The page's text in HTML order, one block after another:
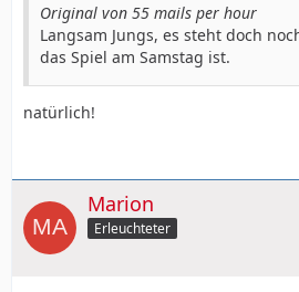
Original von 55 mails per hour
Langsam Jungs, es steht doch
das Spiel am Samstag ist.
natürlich!
Marion
Erleuchteter